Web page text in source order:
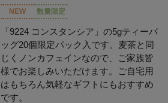
NEW 数量限定
「9224 コンスタンシア」の5gティーバ
ッグ20個限定パック入です。麦茶と同
じくノンカフェインなので、ご家族皆
様でお楽しみいただけます。ご自宅用
はもちろん気軽なギフトにもおすすめ
です。